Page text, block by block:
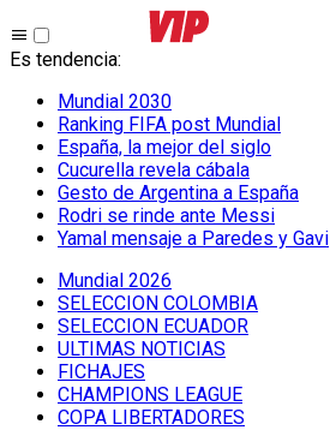
Es tendencia:
Mundial 2030
Ranking FIFA post Mundial
España, la mejor del siglo
Cucurella revela cábala
Gesto de Argentina a España
Rodri se rinde ante Messi
Yamal mensaje a Paredes y Gavi
Mundial 2026
SELECCION COLOMBIA
SELECCION ECUADOR
ULTIMAS NOTICIAS
FICHAJES
CHAMPIONS LEAGUE
COPA LIBERTADORES